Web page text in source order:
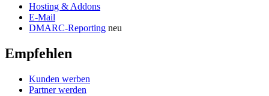
Hosting & Addons
E-Mail
DMARC-Reporting neu
Empfehlen
Kunden werben
Partner werden